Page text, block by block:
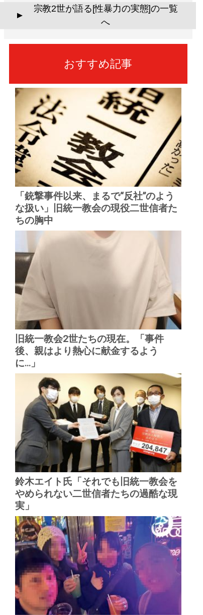
▲
宗教2世が語る[性暴力の実態]の一覧
へ
おすすめ記事
「銃撃事件以来、まるで“反社”のよう
な扱い」旧統一教会の現役二世信者た
ちの胸中
旧統一教会2世たちの現在。「事件
後、親はより熱心に献金するよう
に...」
鈴木エイト氏「それでも旧統一教会を
やめられない二世信者たちの過酷な現
実」